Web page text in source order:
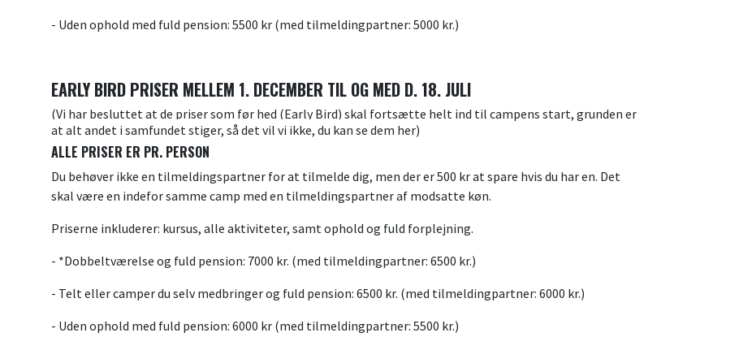
- Uden ophold med fuld pension: 5500 kr (med tilmeldingpartner: 5000 kr.)
EARLY BIRD PRISER MELLEM 1. DECEMBER TIL OG MED D. 18. JULI
(Vi har besluttet at de priser som før hed (Early Bird) skal fortsætte helt ind til campens start, grunden er
at alt andet i samfundet stiger, så det vil vi ikke, du kan se dem her)
ALLE PRISER ER PR. PERSON
Du behøver ikke en tilmeldingspartner for at tilmelde dig, men der er 500 kr at spare hvis du har en. Det
skal være en indefor samme camp med en tilmeldingspartner af modsatte køn.
Priserne inkluderer: kursus, alle aktiviteter, samt ophold og fuld forplejning.
- *Dobbeltværelse og fuld pension: 7000 kr. (med tilmeldingpartner: 6500 kr.)
- Telt eller camper du selv medbringer og fuld pension: 6500 kr. (med tilmeldingpartner: 6000 kr.)
- Uden ophold med fuld pension: 6000 kr (med tilmeldingpartner: 5500 kr.)